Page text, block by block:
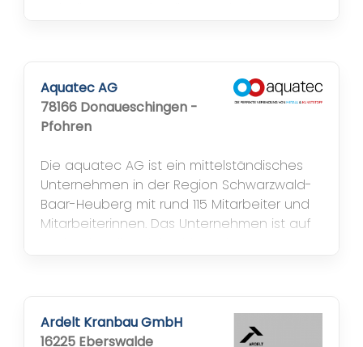
und haben sich unter verschiedensten
Bedingungen sehr bewährt....
Aquatec AG
78166 Donaueschingen -
Pfohren
Die aquatec AG ist ein mittelständisches
Unternehmen in der Region Schwarzwald-
Baar-Heuberg mit rund 115 Mitarbeiter und
Mitarbeiterinnen. Das Unternehmen ist auf
zum fachgerechten Versand der
gefertigten Produkte sind wir ein
Ardelt Kranbau GmbH
16225 Eberswalde